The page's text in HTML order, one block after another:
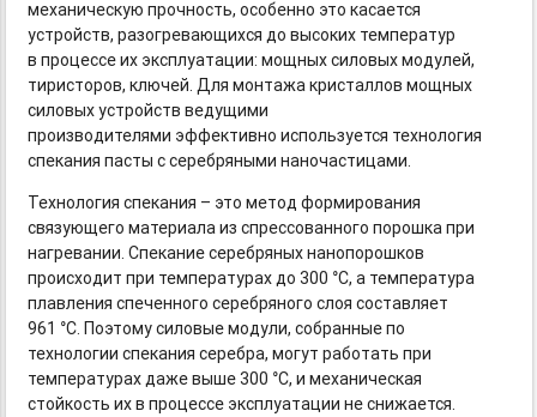
механическую прочность, особенно это касается
устройств, разогревающихся до высоких температур
в процессе их эксплуатации: мощных силовых модулей,
тиристоров, ключей. Для монтажа кристаллов мощных
силовых устройств ведущими
производителями эффективно используется технология
спекания пасты с серебряными наночастицами.
Технология спекания – это метод формирования
связующего материала из спрессованного порошка при
нагревании. Спекание серебряных нанопорошков
происходит при температурах до 300 °С, а температура
плавления спеченного серебряного слоя составляет
961 °С. Поэтому силовые модули, собранные по
технологии спекания серебра, могут работать при
температурах даже выше 300 °С, и механическая
стойкость их в процессе эксплуатации не снижается.